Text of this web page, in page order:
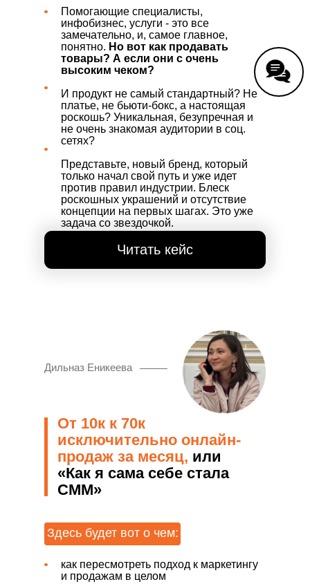
Помогающие специалисты,
инфобизнес, услуги - это все
замечательно, и, самое главное,
понятно. Но вот как продавать
товары? А если они с очень
высоким чеком?
И продукт не самый стандартный? Не
платье, не бьюти-бокс, а настоящая
роскошь? Уникальная, безупречная и
не очень знакомая аудитории в соц.
сетях?
Представьте, новый бренд, который
только начал свой путь и уже идет
против правил индустрии. Блеск
роскошных украшений и отсутствие
концепции на первых шагах. Это уже
задача со звездочкой.
Читать кейс
От 10к к 70к
исключительно онлайн-
продаж за месяц, или
«Как я сама себе стала
СММ»
Дильназ Еникеева
Здесь будет вот о чем:
как пересмотреть подход к маркетингу
и продажам в целом